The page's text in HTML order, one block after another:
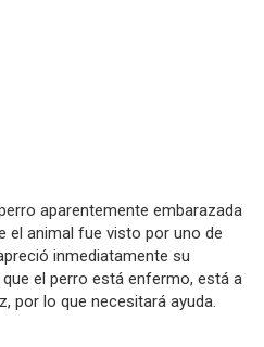
aparentemente embarazada
el animal fue visto por uno de
inmediatamente su
el perro está enfermo, está a
por lo que necesitará ayuda.